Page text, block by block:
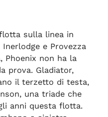
sulla linea in
e Provezza
Phoenix non ha la
prova. Gladiator,
il terzetto di testa,
una triade che
anni questa flotta.